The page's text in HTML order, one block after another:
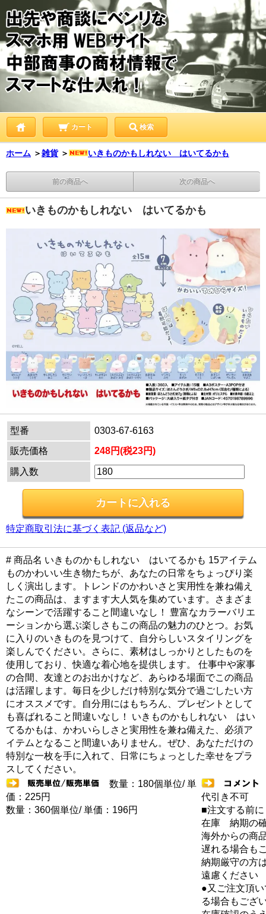
カート 検索
ホーム ＞雑貨 ＞ いきものかもしれない はいてるかも
前の商品へ 次の商品へ
いきものかもしれない はいてるかも
型番
0303-67-6163
販売価格
248円(税23円)
購入数
特定商取引法に基づく表記 (返品など)
# 商品名 いきものかもしれない はいてるかも 15アイテム
ものかわいい生き物たちが、あなたの日常をちょっぴり楽
しく演出します。トレンドのかわいさと実用性を兼ね備え
たこの商品は、ますます大人気を集めています。さまざま
なシーンで活躍すること間違いなし！ 豊富なカラーバリエ
ーションから選ぶ楽しさもこの商品の魅力のひとつ。お気
に入りのいきものを見つけて、自分らしいスタイリングを
楽しんでください。さらに、素材はしっかりとしたものを
使用しており、快適な着心地を提供します。 仕事中や家事
の合間、友達とのお出かけなど、あらゆる場面でこの商品
は活躍します。毎日を少しだけ特別な気分で過ごしたい方
にオススメです。自分用にはもちろん、プレゼントとして
も喜ばれること間違いなし！ いきものかもしれない はい
てるかもは、かわいらしさと実用性を兼ね備えた、必須ア
イテムとなること間違いありません。ぜひ、あなただけの
特別な一枚を手に入れて、日常にちょっとした幸せをプラ
スしてください。
数量：180個単位/ 単
価：225円
数量：360個単位/ 単価：196円
代引き不可
■注文する前に
在庫 納期の
海外からの商
遅れる場合も
納期厳守の方
遠慮ください
●又ご注文頂
る場合もござ